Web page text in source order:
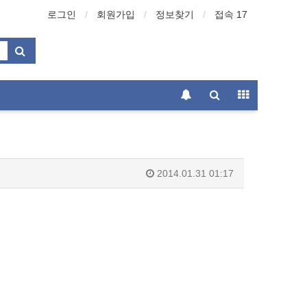
로그인 회원가입 정보찾기 접속 17
2014.01.31 01:17